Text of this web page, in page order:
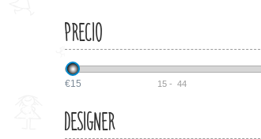
PRECIO
€15 15- 44
DESIGNER